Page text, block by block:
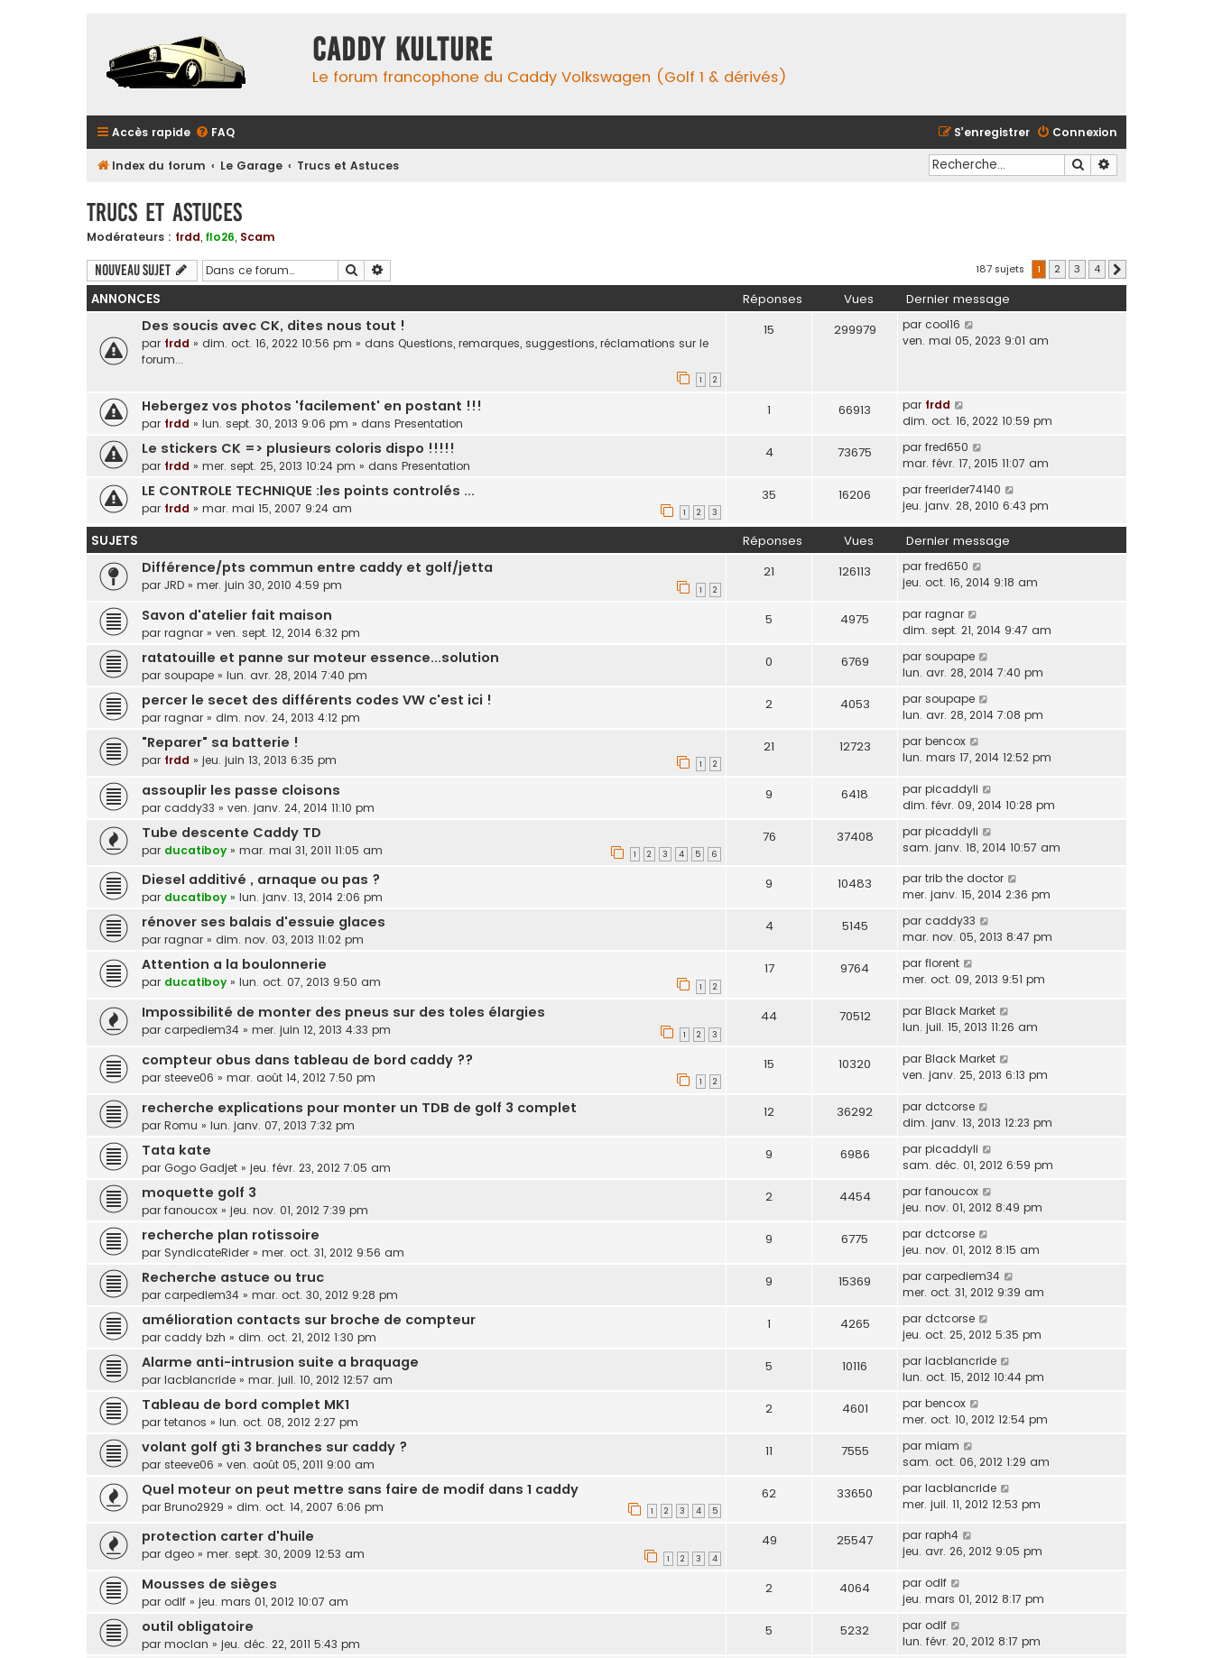
Caddy Kulture
Le forum francophone du Caddy Volkswagen (Golf 1 & dérivés)
Accès rapide FAQ Connexion
S’enregistrer
Index du forum Le Garage Trucs et Astuces Rechercher
Trucs et Astuces
Modérateurs : frdd, flo26, Scam
Nouveau sujet Rechercher 187 sujets 1 2 3 4
ANNONCES Réponses Vues Dernier message
Des soucis avec CK, dites nous tout !
par frdd » dim. oct. 16, 2022 10:56 pm » dans Questions, remarques, suggestions, réclamations sur le
forum...
1 2
15 299979 par cool16
ven. mai 05, 2023 9:01 am
Hebergez vos photos 'facilement' en postant !!!
par frdd » lun. sept. 30, 2013 9:06 pm » dans Presentation
1 66913 par frdd
dim. oct. 16, 2022 10:59 pm
Le stickers CK => plusieurs coloris dispo !!!!!
par frdd » mer. sept. 25, 2013 10:24 pm » dans Presentation
4 73675 par fred650
mar. févr. 17, 2015 11:07 am
LE CONTROLE TECHNIQUE :les points controlés ...
par frdd » mar. mai 15, 2007 9:24 am 1 2 3
35 16206 par freerider74140
jeu. janv. 28, 2010 6:43 pm
SUJETS Réponses Vues Dernier message
Différence/pts commun entre caddy et golf/jetta
par JRD » mer. juin 30, 2010 4:59 pm 1 2
21 126113 par fred650
jeu. oct. 16, 2014 9:18 am
Savon d'atelier fait maison
par ragnar » ven. sept. 12, 2014 6:32 pm
5 4975 par ragnar
dim. sept. 21, 2014 9:47 am
ratatouille et panne sur moteur essence...solution
par soupape » lun. avr. 28, 2014 7:40 pm
0 6769 par soupape
lun. avr. 28, 2014 7:40 pm
percer le secet des différents codes VW c'est ici !
par ragnar » dim. nov. 24, 2013 4:12 pm
2 4053 par soupape
lun. avr. 28, 2014 7:08 pm
"Reparer" sa batterie !
par frdd » jeu. juin 13, 2013 6:35 pm 1 2
21 12723 par bencox
lun. mars 17, 2014 12:52 pm
assouplir les passe cloisons
par caddy33 » ven. janv. 24, 2014 11:10 pm
9 6418 par picaddyli
dim. févr. 09, 2014 10:28 pm
Tube descente Caddy TD
par ducatiboy » mar. mai 31, 2011 11:05 am 1 2 3 4 5 6
76 37408 par picaddyli
sam. janv. 18, 2014 10:57 am
Diesel additivé , arnaque ou pas ?
par ducatiboy » lun. janv. 13, 2014 2:06 pm
9 10483 par trib the doctor
mer. janv. 15, 2014 2:36 pm
rénover ses balais d'essuie glaces
par ragnar » dim. nov. 03, 2013 11:02 pm
4 5145 par caddy33
mar. nov. 05, 2013 8:47 pm
Attention a la boulonnerie
par ducatiboy » lun. oct. 07, 2013 9:50 am 1 2
17 9764 par florent
mer. oct. 09, 2013 9:51 pm
Impossibilité de monter des pneus sur des toles élargies
par carpediem34 » mer. juin 12, 2013 4:33 pm 1 2 3
44 70512 par Black Market
lun. juil. 15, 2013 11:26 am
compteur obus dans tableau de bord caddy ??
par steeve06 » mar. août 14, 2012 7:50 pm 1 2
15 10320 par Black Market
ven. janv. 25, 2013 6:13 pm
recherche explications pour monter un TDB de golf 3 complet
par Romu » lun. janv. 07, 2013 7:32 pm
12 36292 par dctcorse
dim. janv. 13, 2013 12:23 pm
Tata kate
par Gogo Gadjet » jeu. févr. 23, 2012 7:05 am
9 6986 par picaddyli
sam. déc. 01, 2012 6:59 pm
moquette golf 3
par fanoucox » jeu. nov. 01, 2012 7:39 pm
2 4454 par fanoucox
jeu. nov. 01, 2012 8:49 pm
recherche plan rotissoire
par SyndicateRider » mer. oct. 31, 2012 9:56 am
9 6775 par dctcorse
jeu. nov. 01, 2012 8:15 am
Recherche astuce ou truc
par carpediem34 » mar. oct. 30, 2012 9:28 pm
9 15369 par carpediem34
mer. oct. 31, 2012 9:39 am
amélioration contacts sur broche de compteur
par caddy bzh » dim. oct. 21, 2012 1:30 pm
1 4265 par dctcorse
jeu. oct. 25, 2012 5:35 pm
Alarme anti-intrusion suite a braquage
par lacblancride » mar. juil. 10, 2012 12:57 am
5 10116 par lacblancride
lun. oct. 15, 2012 10:44 pm
Tableau de bord complet MK1
par tetanos » lun. oct. 08, 2012 2:27 pm
2 4601 par bencox
mer. oct. 10, 2012 12:54 pm
volant golf gti 3 branches sur caddy ?
par steeve06 » ven. août 05, 2011 9:00 am
11 7555 par miam
sam. oct. 06, 2012 1:29 am
Quel moteur on peut mettre sans faire de modif dans 1 caddy
par Bruno2929 » dim. oct. 14, 2007 6:06 pm 1 2 3 4 5
62 33650 par lacblancride
mer. juil. 11, 2012 12:53 pm
protection carter d'huile
par dgeo » mer. sept. 30, 2009 12:53 am 1 2 3 4
49 25547 par raph4
jeu. avr. 26, 2012 9:05 pm
Mousses de sièges
par odlf » jeu. mars 01, 2012 10:07 am
2 4064 par odlf
jeu. mars 01, 2012 8:17 pm
outil obligatoire
par moclan » jeu. déc. 22, 2011 5:43 pm
5 5232 par odlf
lun. févr. 20, 2012 8:17 pm